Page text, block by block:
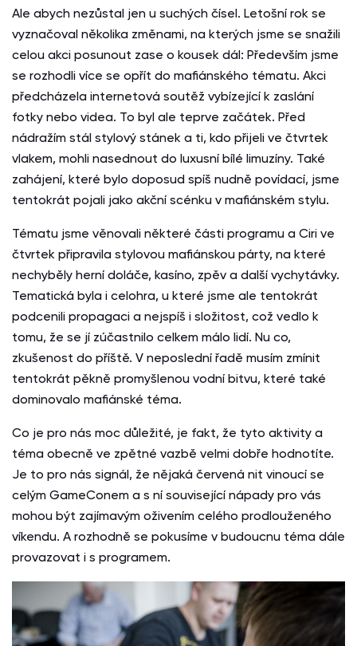
Ale abych nezůstal jen u suchých čísel. Letošní rok se
vyznačoval několika změnami, na kterých jsme se snažili
celou akci posunout zase o kousek dál: Především jsme
se rozhodli více se opřít do mafiánského tématu. Akci
předcházela internetová soutěž vybízející k zaslání
fotky nebo videa. To byl ale teprve začátek. Před
nádražím stál stylový stánek a ti, kdo přijeli ve čtvrtek
vlakem, mohli nasednout do luxusní bílé limuzíny. Také
zahájení, které bylo doposud spíš nudně povídací, jsme
tentokrát pojali jako akční scénku v mafiánském stylu.
Tématu jsme věnovali některé části programu a Ciri ve
čtvrtek připravila stylovou mafiánskou párty, na které
nechyběly herní doláče, kasíno, zpěv a další vychytávky.
Tematická byla i celohra, u které jsme ale tentokrát
podcenili propagaci a nejspíš i složitost, což vedlo k
tomu, že se jí zúčastnilo celkem málo lidí. Nu co,
zkušenost do příště. V neposlední řadě musím zmínit
tentokrát pěkně promyšlenou vodní bitvu, které také
dominovalo mafiánské téma.
Co je pro nás moc důležité, je fakt, že tyto aktivity a
téma obecně ve zpětné vazbě velmi dobře hodnotíte.
Je to pro nás signál, že nějaká červená nit vinoucí se
celým GameConem a s ní související nápady pro vás
mohou být zajímavým oživením celého prodlouženého
víkendu. A rozhodně se pokusíme v budoucnu téma dále
provazovat i s programem.